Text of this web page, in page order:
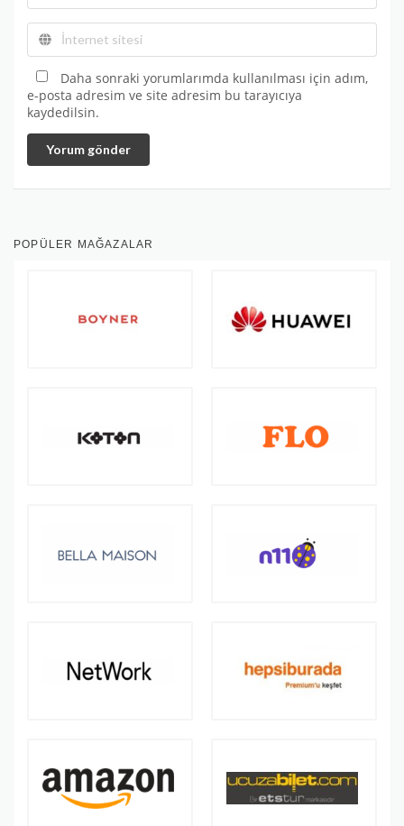
Daha sonraki yorumlarımda kullanılması için adım,
e-posta adresim ve site adresim bu tarayıcıya
kaydedilsin.
Yorum gönder
POPÜLER MAĞAZALAR